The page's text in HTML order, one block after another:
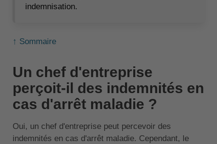
indemnisation.
↑ Sommaire
Un chef d'entreprise
perçoit-il des indemnités en
cas d'arrêt maladie ?
Oui, un chef d'entreprise peut percevoir des
indemnités en cas d'arrêt maladie. Cependant, le